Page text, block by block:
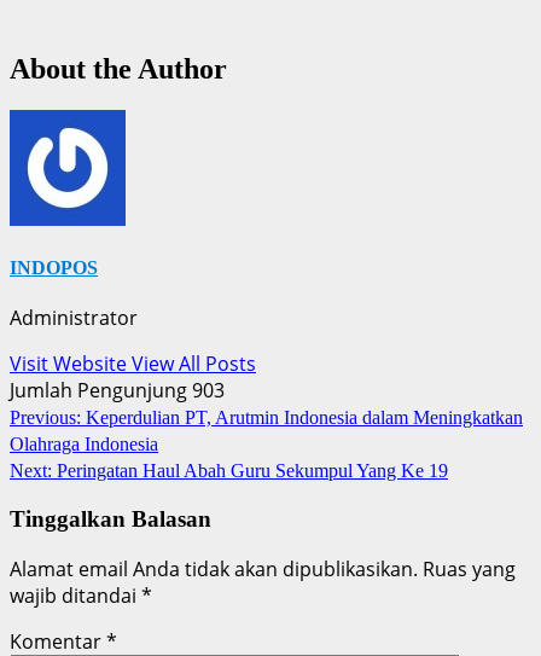
About the Author
INDOPOS
Administrator
Visit WebsiteView All Posts
Jumlah Pengunjung903
Post
navigation
Previous: Keperdulian PT, Arutmin Indonesia dalam Meningkatkan
Olahraga Indonesia
Next: Peringatan Haul Abah Guru Sekumpul Yang Ke 19
Tinggalkan Balasan
Alamat email Anda tidak akan dipublikasikan. Ruas yang
wajib ditandai *
Komentar*